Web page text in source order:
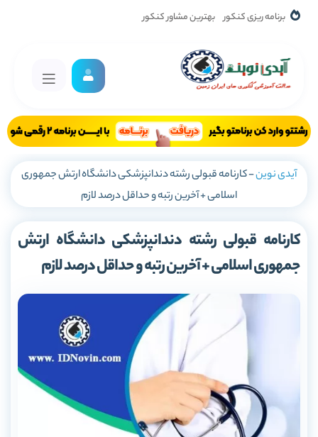
برنامه ریزی کنکور بهترین مشاور کنکور
آیدی نوین-کارنامه قبولی رشته دندانپزشکی دانشگاه ارتش جمهوری
اسلامی + آخرین رتبه و حداقل درصد لازم
کارنامه قبولی رشته دندانپزشکی دانشگاه ارتش
جمهوری اسلامی + آخرین رتبه و حداقل درصد لازم